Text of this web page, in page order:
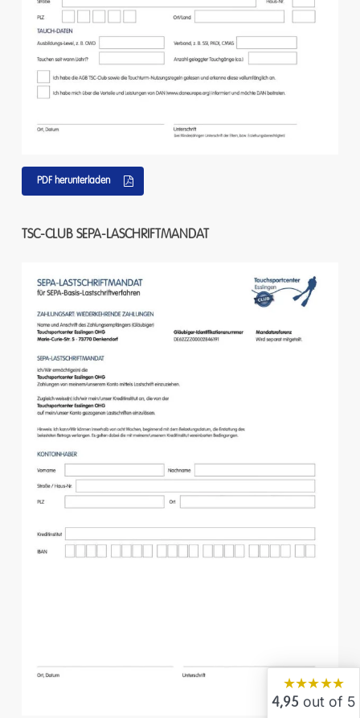
PDF herunterladen
TSC-CLUB SEPA-LASCHRIFTMANDAT
★★★★★
4,95 out of 5